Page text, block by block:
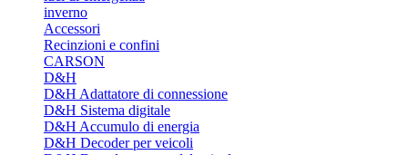
inverno
Accessori
Recinzioni e confini
CARSON
D&H
D&H Adattatore di connessione
D&H Sistema digitale
D&H Accumulo di energia
D&H Decoder per veicoli